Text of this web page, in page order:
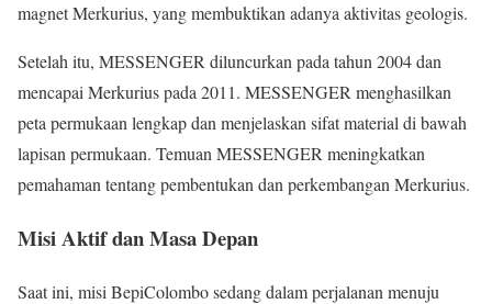
magnet Merkurius, yang membuktikan adanya aktivitas geologis.
Setelah itu, MESSENGER diluncurkan pada tahun 2004 dan
mencapai Merkurius pada 2011. MESSENGER menghasilkan
peta permukaan lengkap dan menjelaskan sifat material di bawah
lapisan permukaan. Temuan MESSENGER meningkatkan
pemahaman tentang pembentukan dan perkembangan Merkurius.
Misi Aktif dan Masa Depan
Saat ini, misi BepiColombo sedang dalam perjalanan menuju